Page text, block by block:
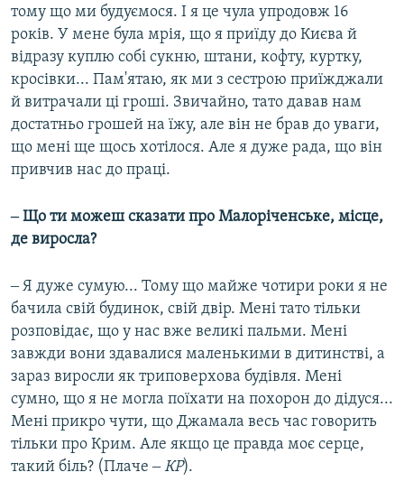
тому що ми будуємося. І я це чула упродовж 16
років. У мене була мрія, що я приїду до Києва й
відразу куплю собі сукню, штани, кофту, куртку,
кросівки... Пам'ятаю, як ми з сестрою приїжджали
й витрачали ці гроші. Звичайно, тато давав нам
достатньо грошей на їжу, але він не брав до уваги,
що мені ще щось хотілося. Але я дуже рада, що він
привчив нас до праці.
‒ Що ти можеш сказати про Малоріченське, місце,
де виросла?
‒ Я дуже сумую... Тому що майже чотири роки я не
бачила свій будинок, свій двір. Мені тато тільки
розповідає, що у нас вже великі пальми. Мені
завжди вони здавалися маленькими в дитинстві, а
зараз виросли як триповерхова будівля. Мені
сумно, що я не могла поїхати на похорон до дідуся...
Мені прикро чути, що Джамала весь час говорить
тільки про Крим. Але якщо це правда моє серце,
такий біль? (Плаче ‒КР).